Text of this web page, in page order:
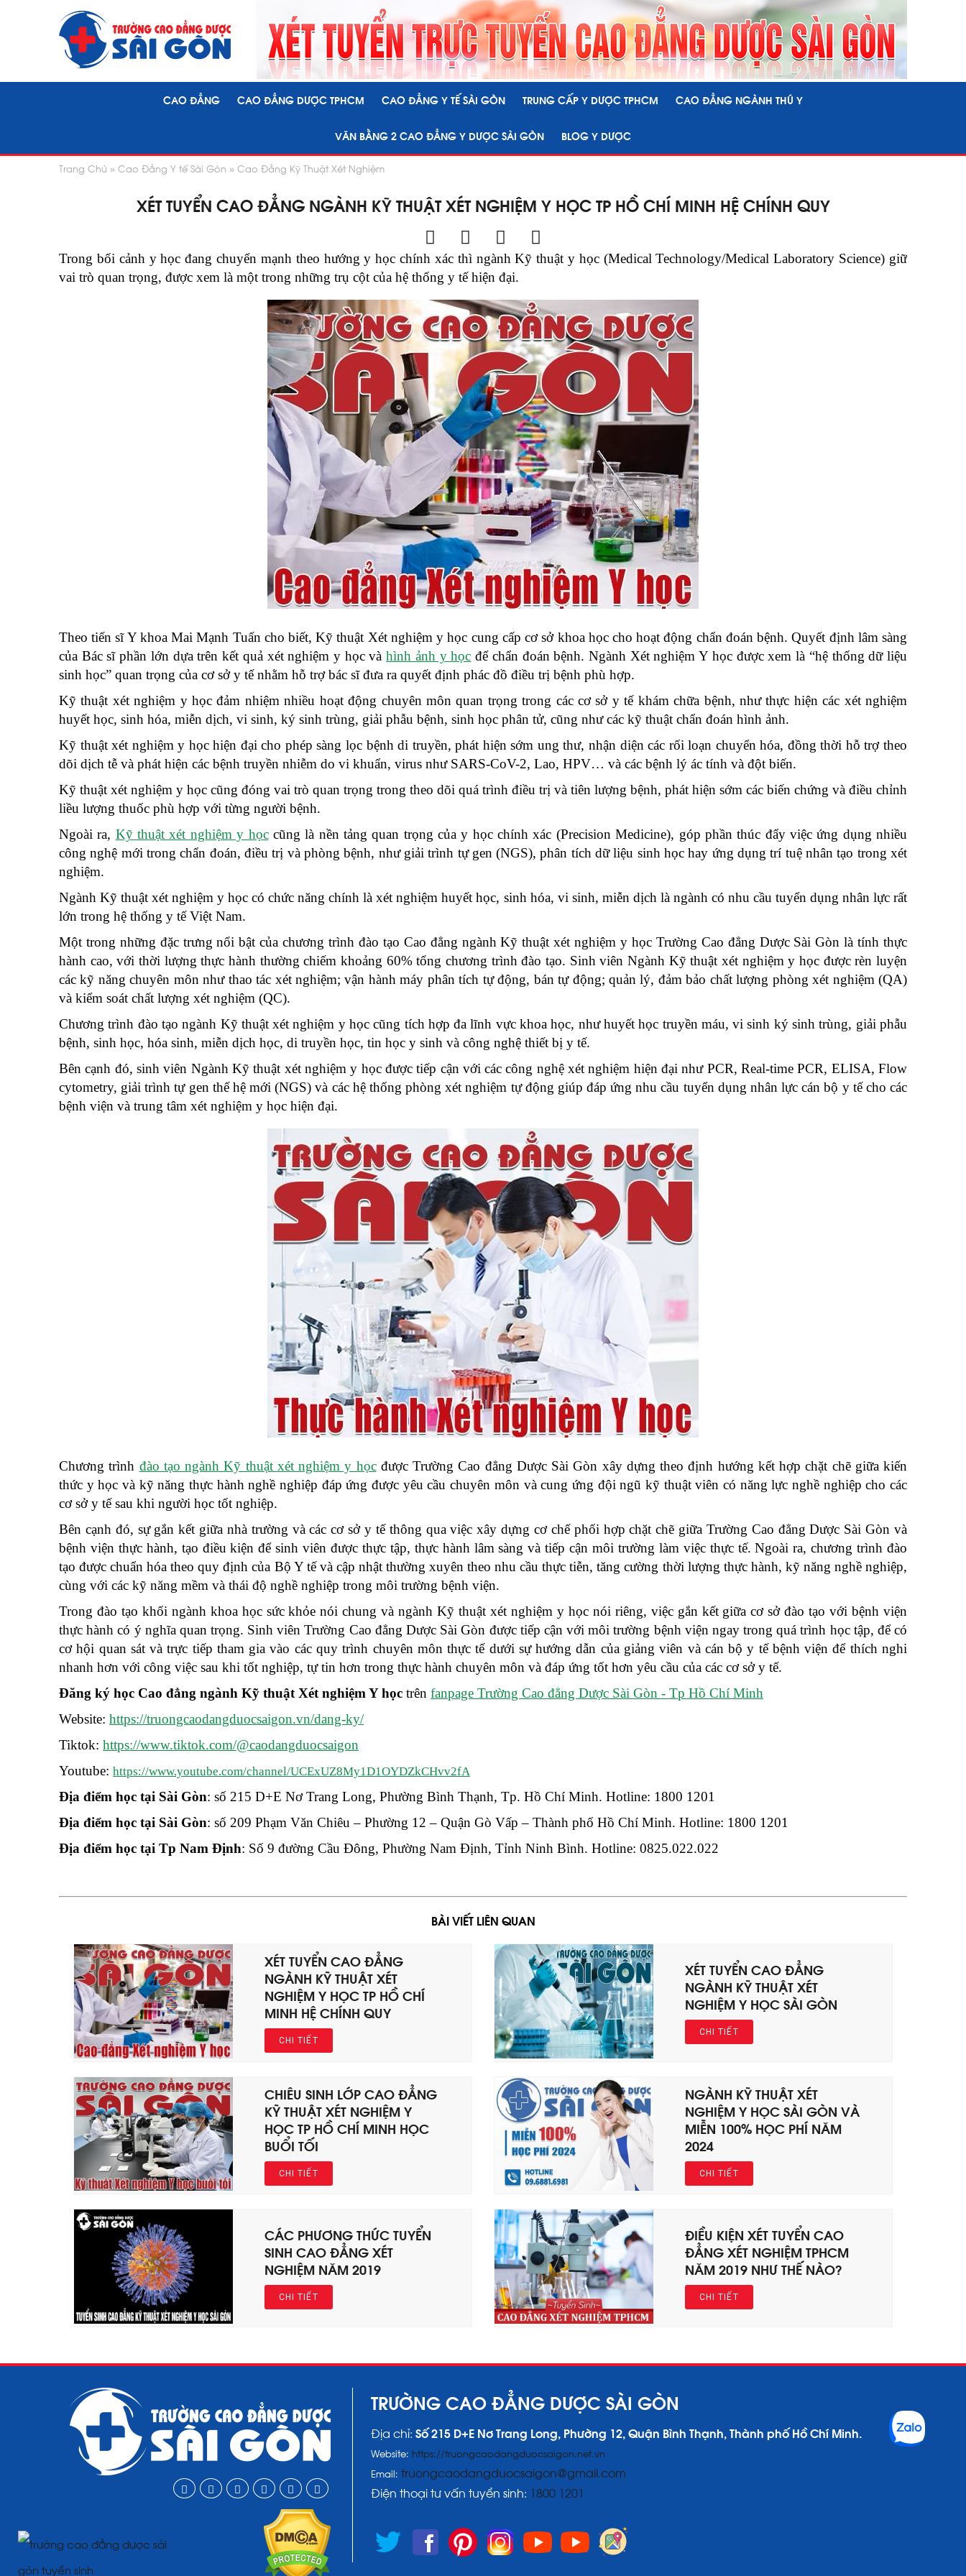
CAO ĐẲNG CAO ĐẲNG DƯỢC TPHCM CAO ĐẲNG Y TẾ SÀI GÒN TRUNG CẤP Y DƯỢC TPHCM CAO ĐẲNG NGÀNH THÚ Y
VĂN BẰNG 2 CAO ĐẲNG Y DƯỢC SÀI GÒN BLOG Y DƯỢC
Trang Chủ Cao Đẳng Y tế Sài Gòn Cao Đẳng Kỹ Thuật Xét Nghiệm
XÉT TUYỂN CAO ĐẲNG NGÀNH KỸ THUẬT XÉT NGHIỆM Y HỌC TP HỒ CHÍ MINH HỆ CHÍNH QUY
Trong bối cảnh y học đang chuyển mạnh theo hướng y học chính xác thì ngành Kỹ thuật y học (Medical Technology/Medical Laboratory Science) giữ
vai trò quan trọng, được xem là một trong những trụ cột của hệ thống y tế hiện đại.
Theo tiến sĩ Y khoa Mai Mạnh Tuấn cho biết, Kỹ thuật Xét nghiệm y học cung cấp cơ sở khoa học cho hoạt động chẩn đoán bệnh. Quyết định lâm sàng
của Bác sĩ phần lớn dựa trên kết quả xét nghiệm y học vàhình ảnh y học để chẩn đoán bệnh. Ngành Xét nghiệm Y học được xem là “hệ thống dữ liệu
sinh học” quan trọng của cơ sở y tế nhằm hỗ trợ bác sĩ đưa ra quyết định phác đồ điều trị bệnh phù hợp.
Kỹ thuật xét nghiệm y học đảm nhiệm nhiều hoạt động chuyên môn quan trọng trong các cơ sở y tế khám chữa bệnh, như thực hiện các xét nghiệm
huyết học, sinh hóa, miễn dịch, vi sinh, ký sinh trùng, giải phẫu bệnh, sinh học phân tử, cũng như các kỹ thuật chẩn đoán hình ảnh.
Kỹ thuật xét nghiệm y học hiện đại cho phép sàng lọc bệnh di truyền, phát hiện sớm ung thư, nhận diện các rối loạn chuyển hóa, đồng thời hỗ trợ theo
dõi dịch tễ và phát hiện các bệnh truyền nhiễm do vi khuẩn, virus như SARS-CoV-2, Lao, HPV… và các bệnh lý ác tính và đột biến.
Kỹ thuật xét nghiệm y học cũng đóng vai trò quan trọng trong theo dõi quá trình điều trị và tiên lượng bệnh, phát hiện sớm các biến chứng và điều chỉnh
liều lượng thuốc phù hợp với từng người bệnh.
Ngoài ra, Kỹ thuật xét nghiệm y họccũng là nền tảng quan trọng của y học chính xác (Precision Medicine), góp phần thúc đẩy việc ứng dụng nhiều
công nghệ mới trong chẩn đoán, điều trị và phòng bệnh, như giải trình tự gen (NGS), phân tích dữ liệu sinh học hay ứng dụng trí tuệ nhân tạo trong xét
nghiệm.
Ngành Kỹ thuật xét nghiệm y học có chức năng chính là xét nghiệm huyết học, sinh hóa, vi sinh, miễn dịch là ngành có nhu cầu tuyển dụng nhân lực rất
lớn trong hệ thống y tế Việt Nam.
Một trong những đặc trưng nổi bật của chương trình đào tạo Cao đẳng ngành Kỹ thuật xét nghiệm y học Trường Cao đẳng Dược Sài Gòn là tính thực
hành cao, với thời lượng thực hành thường chiếm khoảng 60% tổng chương trình đào tạo. Sinh viên Ngành Kỹ thuật xét nghiệm y học được rèn luyện
các kỹ năng chuyên môn như thao tác xét nghiệm; vận hành máy phân tích tự động, bán tự động; quản lý, đảm bảo chất lượng phòng xét nghiệm (QA)
và kiểm soát chất lượng xét nghiệm (QC).
Chương trình đào tạo ngành Kỹ thuật xét nghiệm y học cũng tích hợp đa lĩnh vực khoa học, như huyết học truyền máu, vi sinh ký sinh trùng, giải phẫu
bệnh, sinh học, hóa sinh, miễn dịch học, di truyền học, tin học y sinh và công nghệ thiết bị y tế.
Bên cạnh đó, sinh viên Ngành Kỹ thuật xét nghiệm y học được tiếp cận với các công nghệ xét nghiệm hiện đại như PCR, Real-time PCR, ELISA, Flow
cytometry, giải trình tự gen thế hệ mới (NGS) và các hệ thống phòng xét nghiệm tự động giúp đáp ứng nhu cầu tuyển dụng nhân lực cán bộ y tế cho các
bệnh viện và trung tâm xét nghiệm y học hiện đại.
Chương trình đào tạo ngành Kỹ thuật xét nghiệm y họcđược Trường Cao đẳng Dược Sài Gòn xây dựng theo định hướng kết hợp chặt chẽ giữa kiến
thức y học và kỹ năng thực hành nghề nghiệp đáp ứng được yêu cầu chuyên môn và cung ứng đội ngũ kỹ thuật viên có năng lực nghề nghiệp cho các
cơ sở y tế sau khi người học tốt nghiệp.
Bên cạnh đó, sự gắn kết giữa nhà trường và các cơ sở y tế thông qua việc xây dựng cơ chế phối hợp chặt chẽ giữa Trường Cao đẳng Dược Sài Gòn và
bệnh viện thực hành, tạo điều kiện để sinh viên được thực tập, thực hành lâm sàng và tiếp cận môi trường làm việc thực tế. Ngoài ra, chương trình đào
tạo được chuẩn hóa theo quy định của Bộ Y tế và cập nhật thường xuyên theo nhu cầu thực tiễn, tăng cường thời lượng thực hành, kỹ năng nghề nghiệp,
cùng với các kỹ năng mềm và thái độ nghề nghiệp trong môi trường bệnh viện.
Trong đào tạo khối ngành khoa học sức khỏe nói chung và ngành Kỹ thuật xét nghiệm y học nói riêng, việc gắn kết giữa cơ sở đào tạo với bệnh viện
thực hành có ý nghĩa quan trọng. Sinh viên Trường Cao đẳng Dược Sài Gòn được tiếp cận với môi trường bệnh viện ngay trong quá trình học tập, để có
cơ hội quan sát và trực tiếp tham gia vào các quy trình chuyên môn thực tế dưới sự hướng dẫn của giảng viên và cán bộ y tế bệnh viện để thích nghi
nhanh hơn với công việc sau khi tốt nghiệp, tự tin hơn trong thực hành chuyên môn và đáp ứng tốt hơn yêu cầu của các cơ sở y tế.
Đăng ký học Cao đẳng ngành Kỹ thuật Xét nghiệm Y học trên fanpage Trường Cao đẳng Dược Sài Gòn - Tp Hồ Chí Minh
Website: https://truongcaodangduocsaigon.vn/dang-ky/
Tiktok: https://www.tiktok.com/@caodangduocsaigon
Youtube: https://www.youtube.com/channel/UCExUZ8My1D1OYDZkCHvv2fA
Địa điểm học tại Sài Gòn: số 215 D+E Nơ Trang Long, Phường Bình Thạnh, Tp. Hồ Chí Minh. Hotline: 1800 1201
Địa điểm học tại Sài Gòn: số 209 Phạm Văn Chiêu – Phường 12 – Quận Gò Vấp – Thành phố Hồ Chí Minh. Hotline: 1800 1201
Địa điểm học tại Tp Nam Định: Số 9 đường Cầu Đông, Phường Nam Định, Tỉnh Ninh Bình. Hotline: 0825.022.022
BÀI VIẾT LIÊN QUAN
XÉT TUYỂN CAO ĐẲNG
NGÀNH KỸ THUẬT XÉT
NGHIỆM Y HỌC TP HỒ CHÍ
MINH HỆ CHÍNH QUY
CHI TIẾT
XÉT TUYỂN CAO ĐẲNG
NGÀNH KỸ THUẬT XÉT
NGHIỆM Y HỌC SÀI GÒN
CHI TIẾT
CHIÊU SINH LỚP CAO ĐẲNG
KỸ THUẬT XÉT NGHIỆM Y
HỌC TP HỒ CHÍ MINH HỌC
BUỔI TỐI
CHI TIẾT
NGÀNH KỸ THUẬT XÉT
NGHIỆM Y HỌC SÀI GÒN VÀ
MIỄN 100% HỌC PHÍ NĂM
2024
CHI TIẾT
CÁC PHƯƠNG THỨC TUYỂN
SINH CAO ĐẲNG XÉT
NGHIỆM NĂM 2019
CHI TIẾT
ĐIỀU KIỆN XÉT TUYỂN CAO
ĐẲNG XÉT NGHIỆM TPHCM
NĂM 2019 NHƯ THẾ NÀO?
CHI TIẾT
TRƯỜNG CAO ĐẲNG DƯỢC SÀI GÒN
Địa chỉ:Số 215 D+E Nơ Trang Long, Phường 12, Quận Bình Thạnh, Thành phố Hồ Chí Minh.
Website:https://truongcaodangduocsaigon.net.vn
Email:truongcaodangduocsaigon@gmail.com
Điện thoại tư vấn tuyển sinh: 1800 1201